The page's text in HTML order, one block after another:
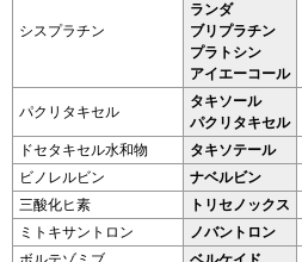
シスプラチン
ランダ
ブリプラチン
プラトシン
アイエーコール
パクリタキセル
タキソール
パクリタキセル
ドセタキセル水和物 タキソテール
ビノレルビン
ナベルビン
三酸化ヒ素
トリセノックス
ミトキサントロン
ノバントロン